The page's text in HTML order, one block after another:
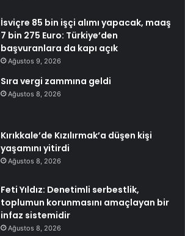
İsviçre 85 bin işçi alımı yapacak, maaş
7 bin 275 Euro: Türkiye’den
başvuranlara da kapı açık
Ağustos 9, 2026
Sıra vergi zammına geldi
Ağustos 8, 2026
Kırıkkale’de Kızılırmak’a düşen kişi
yaşamını yitirdi
Ağustos 8, 2026
Feti Yıldız: Denetimli serbestlik,
toplumun korunmasını amaçlayan bir
infaz sistemidir
Ağustos 8, 2026